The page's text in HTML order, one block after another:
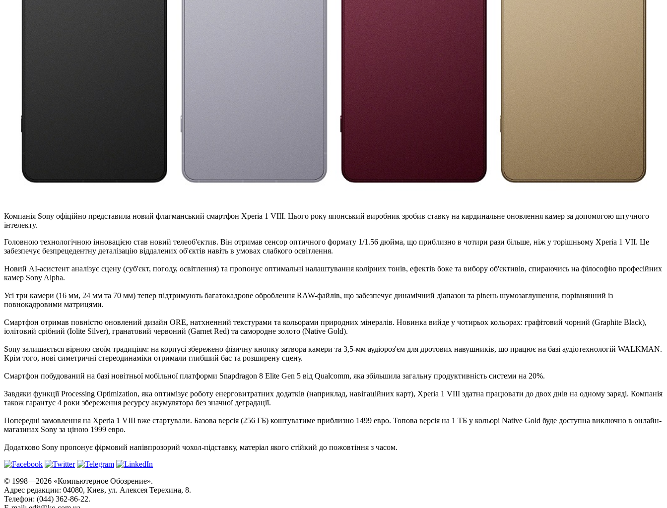
Компанія Sony офіційно представила новий флагманський смартфон Xperia 1 VIII. Цього року японський виробник зробив ставку на кардинальне оновлення камер за допомогою штучного
інтелекту.
Головною технологічною інновацією став новий телеоб'єктив. Він отримав сенсор оптичного формату 1/1.56 дюйма, що приблизно в чотири рази більше, ніж у торішньому Xperia 1 VII. Це
забезпечує безпрецедентну деталізацію віддалених об'єктів навіть в умовах слабкого освітлення.
Новий AI-асистент аналізує сцену (суб'єкт, погоду, освітлення) та пропонує оптимальні налаштування колірних тонів, ефектів боке та вибору об'єктивів, спираючись на філософію професійних
камер Sony Alpha.
Усі три камери (16 мм, 24 мм та 70 мм) тепер підтримують багатокадрове оброблення RAW-файлів, що забезпечує динамічний діапазон та рівень шумозаглушення, порівнянний із
повнокадровими матрицями.
Смартфон отримав повністю оновлений дизайн ORE, натхненний текстурами та кольорами природних мінералів. Новинка вийде у чотирьох кольорах: графітовий чорний (Graphite Black),
іолітовий срібний (Iolite Silver), гранатовий червоний (Garnet Red) та самородне золото (Native Gold).
Sony залишається вірною своїм традиціям: на корпусі збережено фізичну кнопку затвора камери та 3,5-мм аудіороз'єм для дротових навушників, що працює на базі аудіотехнологій WALKMAN.
Крім того, нові симетричні стереодинаміки отримали глибший бас та розширену сцену.
Смартфон побудований на базі новітньої мобільної платформи Snapdragon 8 Elite Gen 5 від Qualcomm, яка збільшила загальну продуктивність системи на 20%.
Завдяки функції Processing Optimization, яка оптимізує роботу енерговитратних додатків (наприклад, навігаційних карт), Xperia 1 VIII здатна працювати до двох днів на одному заряді. Компанія
також гарантує 4 роки збереження ресурсу акумулятора без значної деградації.
Попередні замовлення на Xperia 1 VIII вже стартували. Базова версія (256 ГБ) коштуватиме приблизно 1499 евро. Топова версія на 1 ТБ у кольорі Native Gold буде доступна виключно в онлайн-
магазинах Sony за ціною 1999 евро.
Додатково Sony пропонує фірмовий напівпрозорий чохол-підставку, матеріал якого стійкий до пожовтіння з часом.
© 1998—2026 «Компьютерное Обозрение».
Адрес редакции: 04080, Киев, ул. Алексея Терехина, 8.
Телефон: (044) 362-86-22.